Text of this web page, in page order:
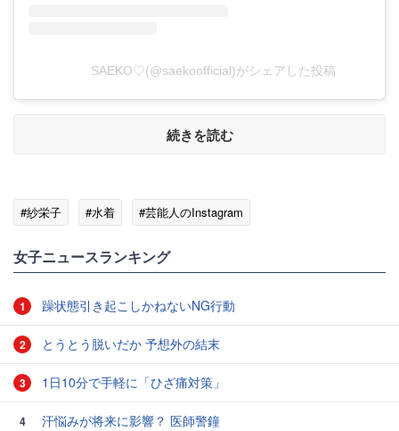
SAEKO♡(@saekoofficial)がシェアした投稿
続きを読む
#紗栄子 #水着 #芸能人のInstagram
女子ニュースランキング
1 躁状態引き起こしかねないNG行動
2 とうとう脱いだか 予想外の結末
3 1日10分で手軽に「ひざ痛対策」
4 汗悩みが将来に影響？ 医師警鐘